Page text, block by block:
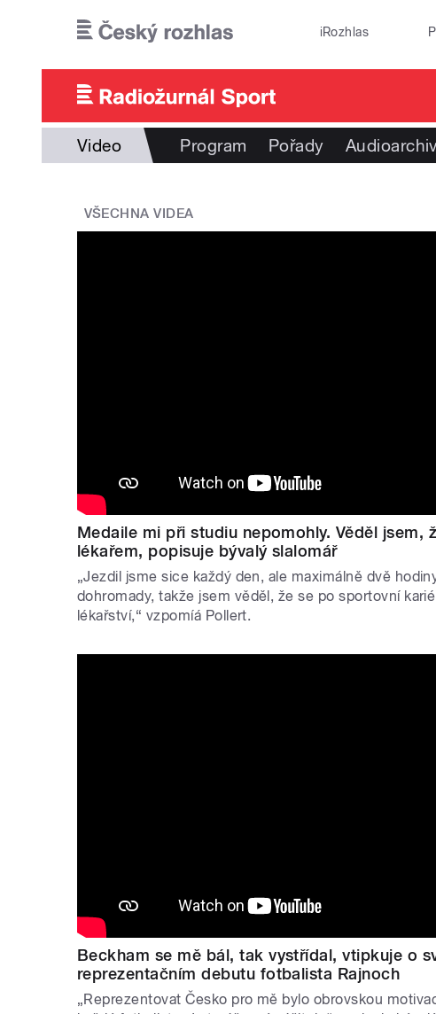
iRozhlas
Video Program Pořady Audioarchiv
VŠECHNA VIDEA
Medaile mi při studiu nepomohly. Věděl jsem,
lékařem, popisuje bývalý slalomář
„Jezdil jsme sice každý den, ale maximálně dvě
dohromady, takže jsem věděl, že se po sportovní
lékařství,“ vzpomíá Pollert.
Beckham se mě bál, tak vystřídal, vtipkuje o
reprezentačním debutu fotbalista Rajnoch
„Reprezentovat Česko pro mě bylo obrovskou